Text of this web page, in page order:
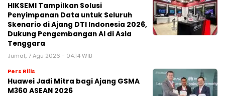
HIKSEMI Tampilkan Solusi
Penyimpanan Data untuk Seluruh
Skenario di Ajang DTI Indonesia 2026,
Dukung Pengembangan AI di Asia
Tenggara
Jumat, 7 Agu 2026 - 04:14 WIB
Pers Rilis
Huawei Jadi Mitra bagi Ajang GSMA
M360 ASEAN 2026